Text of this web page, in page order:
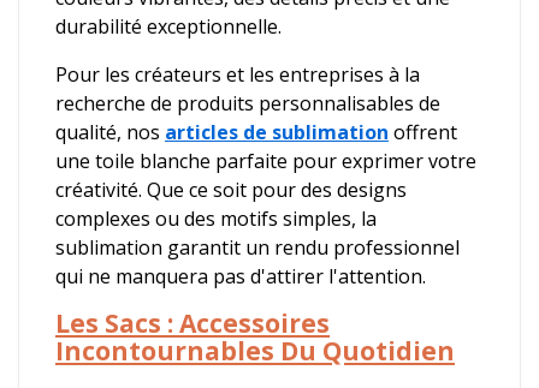
durabilité exceptionnelle.
Pour les créateurs et les entreprises à la
recherche de produits personnalisables de
qualité, nos articles de sublimation offrent
une toile blanche parfaite pour exprimer votre
créativité. Que ce soit pour des designs
complexes ou des motifs simples, la
sublimation garantit un rendu professionnel
qui ne manquera pas d'attirer l'attention.
Les Sacs : Accessoires
Incontournables Du Quotidien